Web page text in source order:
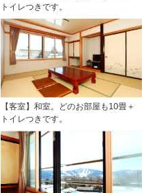
トイレつきです。
【客室】和室。どのお部屋も10畳＋
トイレつきです。